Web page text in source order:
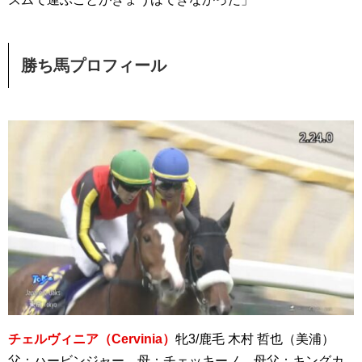
勝ち馬プロフィール
チェルヴィニア（Cervinia） 牝3/鹿毛 木村 哲也（美浦）